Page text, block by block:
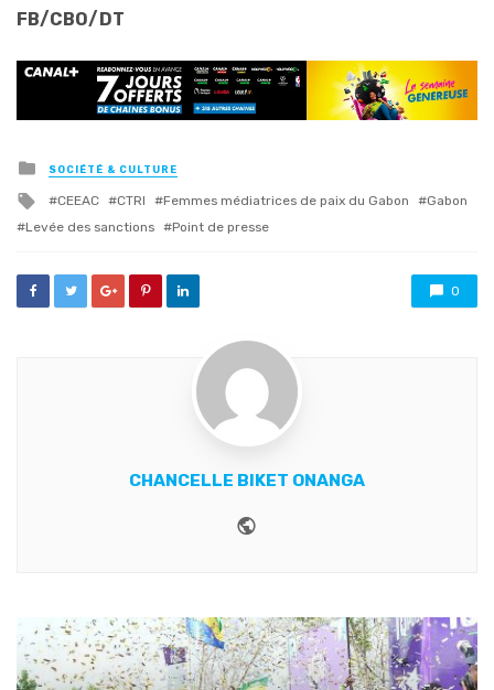
FB/CBO/DT
Posted
in
SOCIÉTÉ & CULTURE
Tagged
with
CEEAC CTRI Femmes médiatrices de paix du Gabon
Gabon
Levée des sanctions
Point de presse
0
CHANCELLE BIKET ONANGA